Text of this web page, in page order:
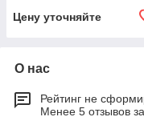
Цену уточняйте
О нас
Рейтинг не
Менее 5 отзывов